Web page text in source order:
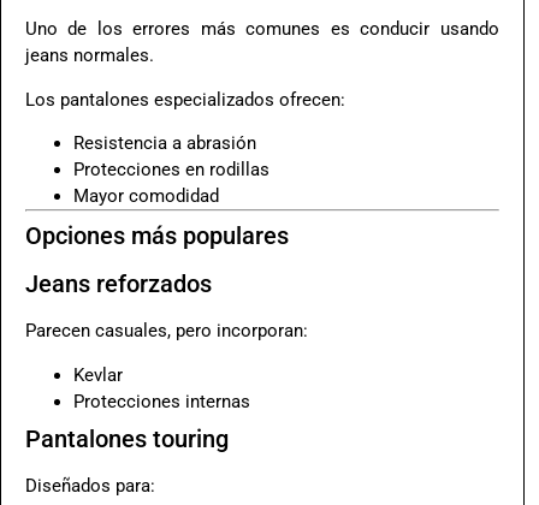
Uno de los errores más comunes es conducir usando
jeans normales.
Los pantalones especializados ofrecen:
Resistencia a abrasión
Protecciones en rodillas
Mayor comodidad
Opciones más populares
Jeans reforzados
Parecen casuales, pero incorporan:
Kevlar
Protecciones internas
Pantalones touring
Diseñados para: